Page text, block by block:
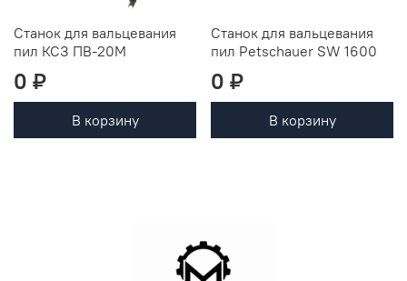
Станок для вальцевания
пил КСЗ ПВ-20М
0 ₽
В корзину
Станок для вальцевания
пил Petschauer SW 1600
0 ₽
В корзину